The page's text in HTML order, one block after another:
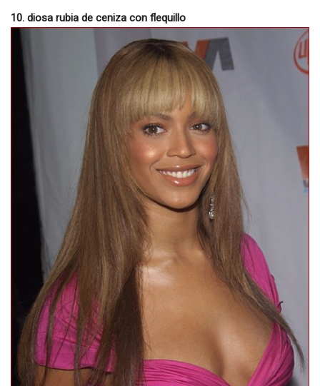
10. diosa rubia de ceniza con flequillo